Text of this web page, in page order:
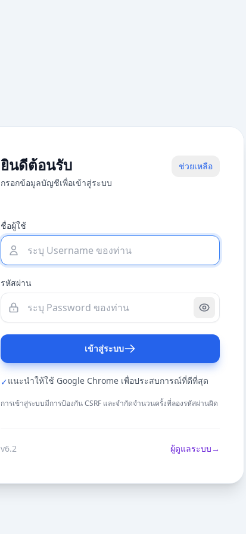
ยินดีต้อนรับ
กรอกข้อมูลบัญชีเพื่อเข้าสู่ระบบ
ช่วยเหลือ
ชื่อผู้ใช้
รหัสผ่าน
เข้าสู่ระบบ
✓แนะนำให้ใช้ Google Chrome เพื่อประสบการณ์ที่ดีที่สุด
การเข้าสู่ระบบมีการป้องกัน CSRF และจำกัดจำนวนครั้งที่ลองรหัสผ่านผิด
v6.2 ผู้ดูแลระบบ→